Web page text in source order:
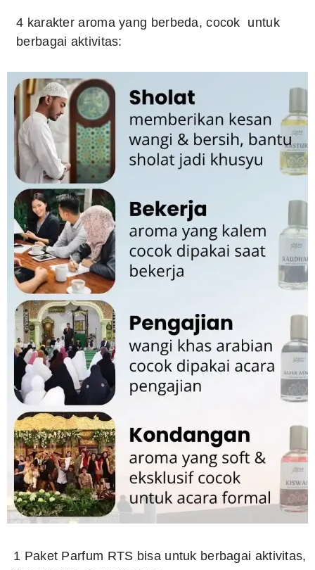
4 karakter aroma yang berbeda, cocok untuk
berbagai aktivitas:
1 Paket Parfum RTS bisa untuk berbagai aktivitas,